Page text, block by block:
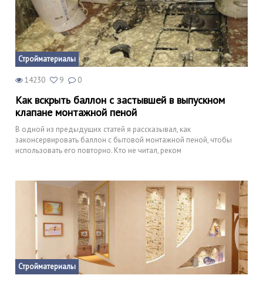
Стройматериалы
14230 9 0
Как вскрыть баллон с застывшей в выпускном
клапане монтажной пеной
В одной из предыдущих статей я рассказывал, как
законсервировать баллон с бытовой монтажной пеной, чтобы
использовать его повторно. Кто не читал, реком
Стройматериалы